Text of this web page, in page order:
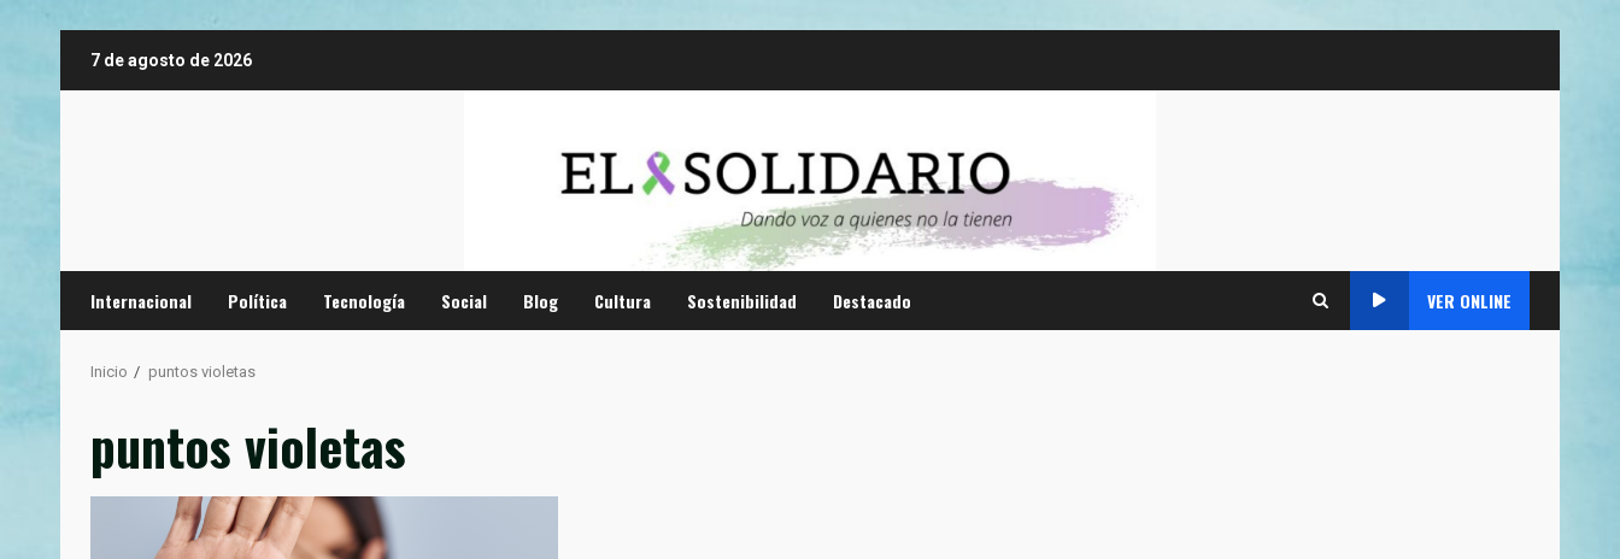
7 de agosto de 2026
Internacional Política Tecnología Social Blog Cultura Sostenibilidad Destacado VER ONLINE
Inicio puntos violetas
puntos violetas